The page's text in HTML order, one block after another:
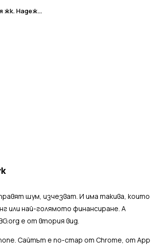
жк. Надеж...
шум, изчезват. И има такива, които
или най-голямото финансиране. А
е от втория вид.
Сайтът е по-стар от Chrome, от App